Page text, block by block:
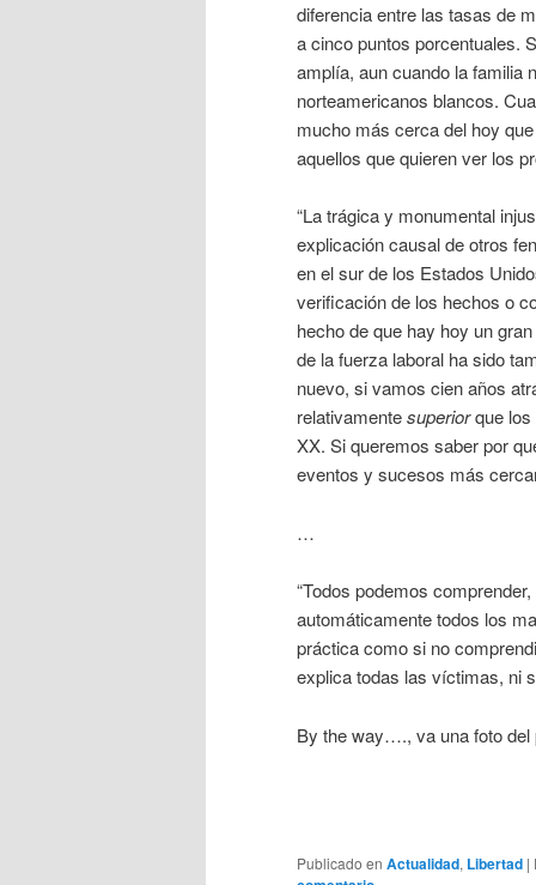
diferencia entre las tasas de
a cinco puntos porcentuales.
amplía, aun cuando la familia
norteamericanos blancos.
mucho más cerca del hoy
aquellos que quieren ver los
“La trágica y monumental
explicación causal de otros
en el sur de los Estados
verificación de los hechos o
hecho de que hay hoy un
de la fuerza laboral ha sido
nuevo, si vamos cien años
relativamentesuperiorque los
XX. Si queremos saber por
eventos y sucesos más
…
“Todos podemos
automáticamente todos los
práctica como si no
explica todas las víctimas, ni
By the way…., va una foto del
Publicado en Actualidad, Libertad |